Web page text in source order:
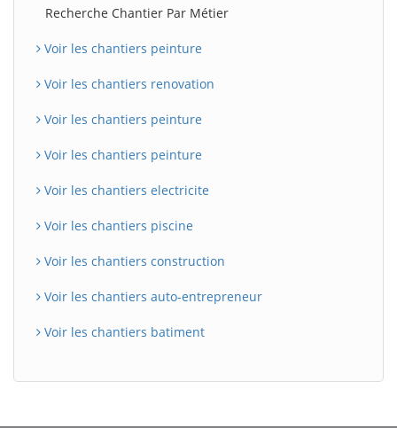
Recherche Chantier Par Métier
Voir les chantiers peinture
Voir les chantiers renovation
Voir les chantiers peinture
Voir les chantiers peinture
Voir les chantiers electricite
Voir les chantiers piscine
Voir les chantiers construction
Voir les chantiers auto-entrepreneur
Voir les chantiers batiment